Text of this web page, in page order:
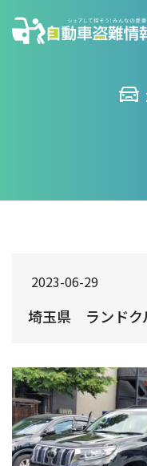
2023-06-29
埼玉県 ランド